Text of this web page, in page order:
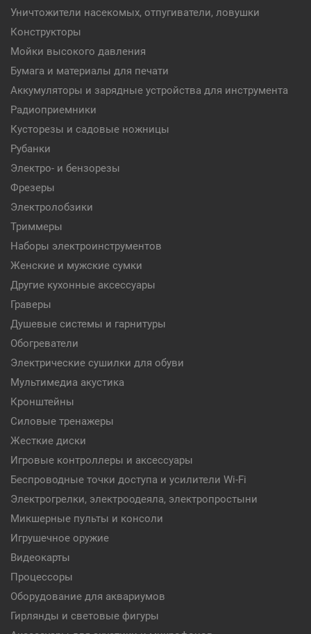
Уничтожители насекомых, отпугиватели, ловушки
Конструкторы
Мойки высокого давления
Бумага и материалы для печати
Аккумуляторы и зарядные устройства для инструмента
Радиоприемники
Кусторезы и садовые ножницы
Рубанки
Электро- и бензорезы
Фрезеры
Электролобзики
Триммеры
Наборы электроинструментов
Женские и мужские сумки
Другие кухонные аксессуары
Граверы
Душевые системы и гарнитуры
Обогреватели
Электрические сушилки для обуви
Мультимедиа акустика
Кронштейны
Силовые тренажеры
Жесткие диски
Игровые контроллеры и аксессуары
Беспроводные точки доступа и усилители Wi-Fi
Электрогрелки, электроодеяла, электропростыни
Микшерные пульты и консоли
Игрушечное оружие
Видеокарты
Процессоры
Оборудование для аквариумов
Гирлянды и световые фигуры